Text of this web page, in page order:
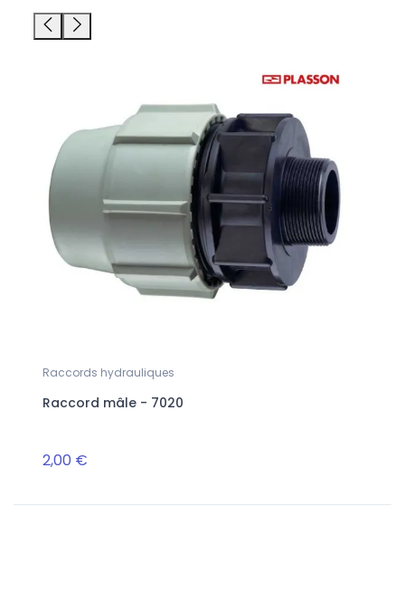
Raccords hydrauliques
Raccord mâle - 7020
2,00 €